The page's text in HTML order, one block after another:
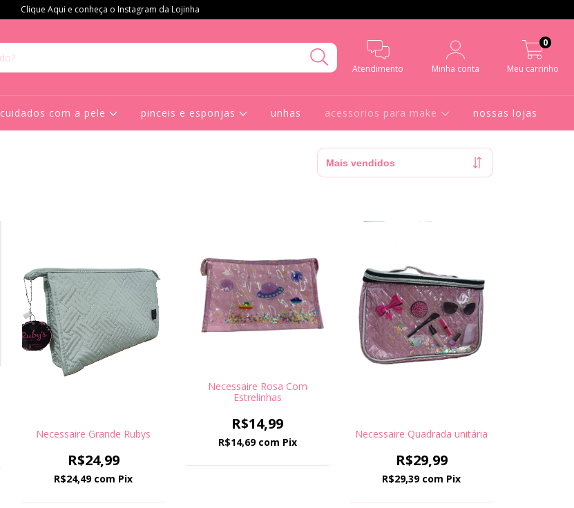
Clique Aqui e conheça o Instagram da Lojinha
Atendimento Minha conta Meu carrinho
0
cuidados com a pele pinceis e esponjas unhas acessorios para make nossas lojas
Necessaire Grande Rubys
R$24,99
R$24,49 com Pix
Necessaire Rosa Com
Estrelinhas
R$14,99
R$14,69 com Pix
Necessaire Quadrada unitária
R$29,99
R$29,39 com Pix